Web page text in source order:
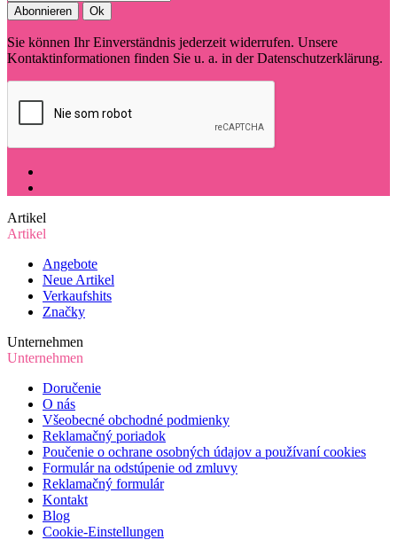
Sie können Ihr Einverständnis jederzeit widerrufen. Unsere
Kontaktinformationen finden Sie u. a. in der Datenschutzerklärung.
Artikel
Artikel
Angebote
Neue Artikel
Verkaufshits
Značky
Unternehmen
Unternehmen
Doručenie
O nás
Všeobecné obchodné podmienky
Reklamačný poriadok
Poučenie o ochrane osobných údajov a používaní cookies
Formulár na odstúpenie od zmluvy
Reklamačný formulár
Kontakt
Blog
Cookie-Einstellungen